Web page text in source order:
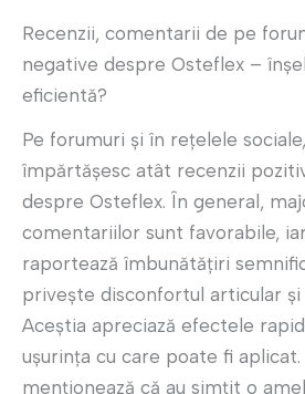
Recenzii, comentarii de pe
negative despre Osteflex –
eficientă?
Pe forumuri și în rețelele
împărtășesc atât recenzii
despre Osteflex. În general,
comentariilor sunt favorabile,
raportează îmbunătățiri
privește disconfortul articular
Aceștia apreciază efectele
ușurința cu care poate fi
menționează că au simțit o